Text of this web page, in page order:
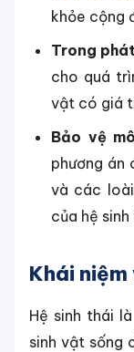
khỏe cộng
Trong
cho quá
vật có giá
Bảo vệ
phương án
và các
của hệ
Khái niệm
Hệ sinh thái
sinh vật sống